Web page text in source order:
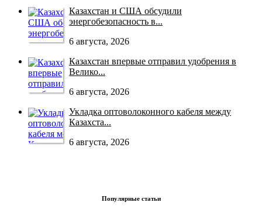
Казахстан и США обсудили
энергобезопасность в...
6 августа, 2026
Казахстан впервые отправил удобрения в
Велико...
6 августа, 2026
Укладка оптоволоконного кабеля между
Казахста...
6 августа, 2026
Популярные статьи